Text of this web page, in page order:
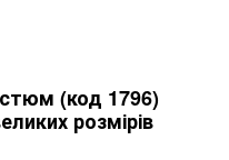
(код 1796)
розмірів